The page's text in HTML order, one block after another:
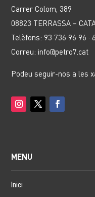
Carrer Colom, 389
08823 TERRASSA –
Telèfons: 93 736 96 96 ·
Correu: info@petro7.cat
Podeu seguir-nos a les
MENU
Inici